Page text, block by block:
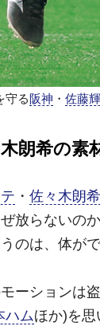
守る 阪神 ・ 佐藤
朗希の
・ 佐々木朗希
放らないの
のは、体が
ーションは盗
ハムほか)を